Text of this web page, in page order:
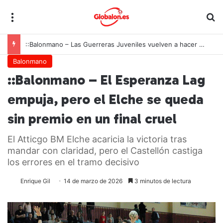
::Balonmano – Las Guerreras Juveniles vuelven a hacer historia: España conquista su segundo Mundial consecutivo tras una remontada inolvidable
Balonmano
::Balonmano – El Esperanza Lag
empuja, pero el Elche se queda
sin premio en un final cruel
El Atticgo BM Elche acaricia la victoria tras
mandar con claridad, pero el Castellón castiga
los errores en el tramo decisivo
Enrique Gil 14 de marzo de 2026 3 minutos de lectura